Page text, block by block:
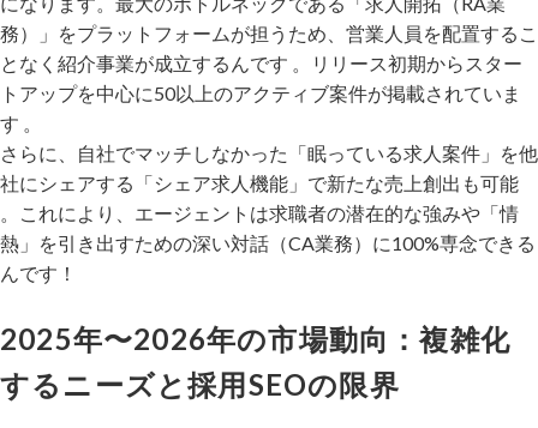
務）」をプラットフォームが担うため、営業人員を配置するこ
となく紹介事業が成立するんです 。リリース初期からスター
トアップを中心に50以上のアクティブ案件が掲載されていま
す 。
さらに、自社でマッチしなかった「眠っている求人案件」を他
社にシェアする「シェア求人機能」で新たな売上創出も可能
。これにより、エージェントは求職者の潜在的な強みや「情
熱」を引き出すための深い対話（CA業務）に100%専念できる
んです！
2025年〜2026年の市場動向：複雑化
するニーズと採用SEOの限界